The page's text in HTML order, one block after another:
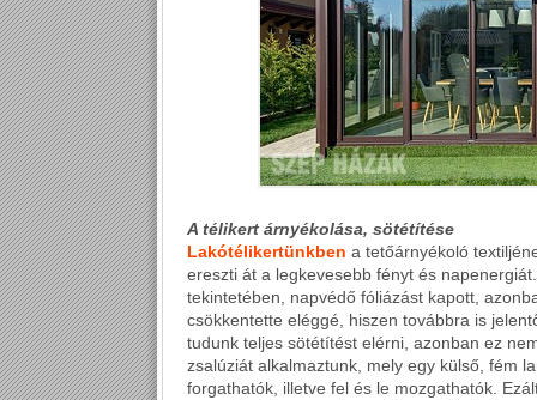
A télikert árnyékolása, sötétítése
Lakótélikertünkben a tetőárnyékoló
ereszti át a legkevesebb fényt és
tekintetében, napvédő fóliázást kapott,
csökkentette eléggé, hiszen továbbra is
tudunk teljes sötétítést elérni, azonban ez
zsalúziát alkalmaztunk, mely egy külső, fém
forgathatók, illetve fel és le mozgathatók.